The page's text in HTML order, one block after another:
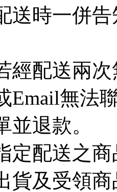
送時一併
經配送兩
Email無法
並退款。
定配送之
貨及受領